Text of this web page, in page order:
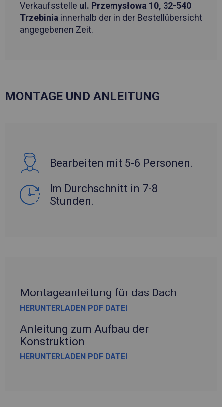
Verkaufsstelle ul. Przemysłowa 10, 32-540
Trzebinia innerhalb der in der Bestellübersicht
angegebenen Zeit.
MONTAGE UND ANLEITUNG
Bearbeiten mit 5-6 Personen.
Im Durchschnitt in 7-8
Stunden.
Montageanleitung für das Dach
HERUNTERLADEN PDF DATEI
Anleitung zum Aufbau der
Konstruktion
HERUNTERLADEN PDF DATEI